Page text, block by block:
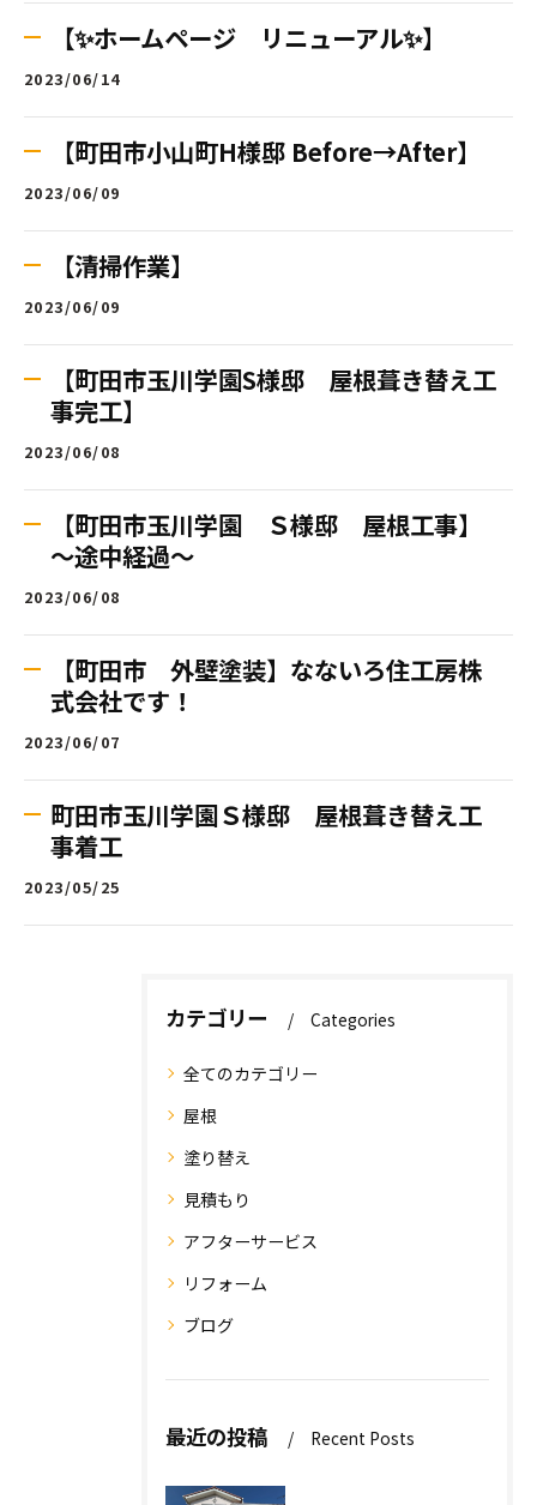
【✨ホームページ リニューアル✨】
2023/06/14
【町田市小山町H様邸 Before→After】
2023/06/09
【清掃作業】
2023/06/09
【町田市玉川学園S様邸 屋根葺き替え工
事完工】
2023/06/08
【町田市玉川学園 Ｓ様邸 屋根工事】
～途中経過～
2023/06/08
【町田市 外壁塗装】なないろ住工房株
式会社です！
2023/06/07
町田市玉川学園Ｓ様邸 屋根葺き替え工
事着工
2023/05/25
カテゴリー Categories
全てのカテゴリー
屋根
塗り替え
見積もり
アフターサービス
リフォーム
ブログ
最近の投稿 Recent Posts